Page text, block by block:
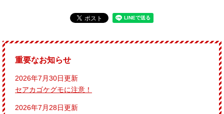
重要なお知らせ
2026年7月30日更新
セアカゴケグモに注意！
2026年7月28日更新